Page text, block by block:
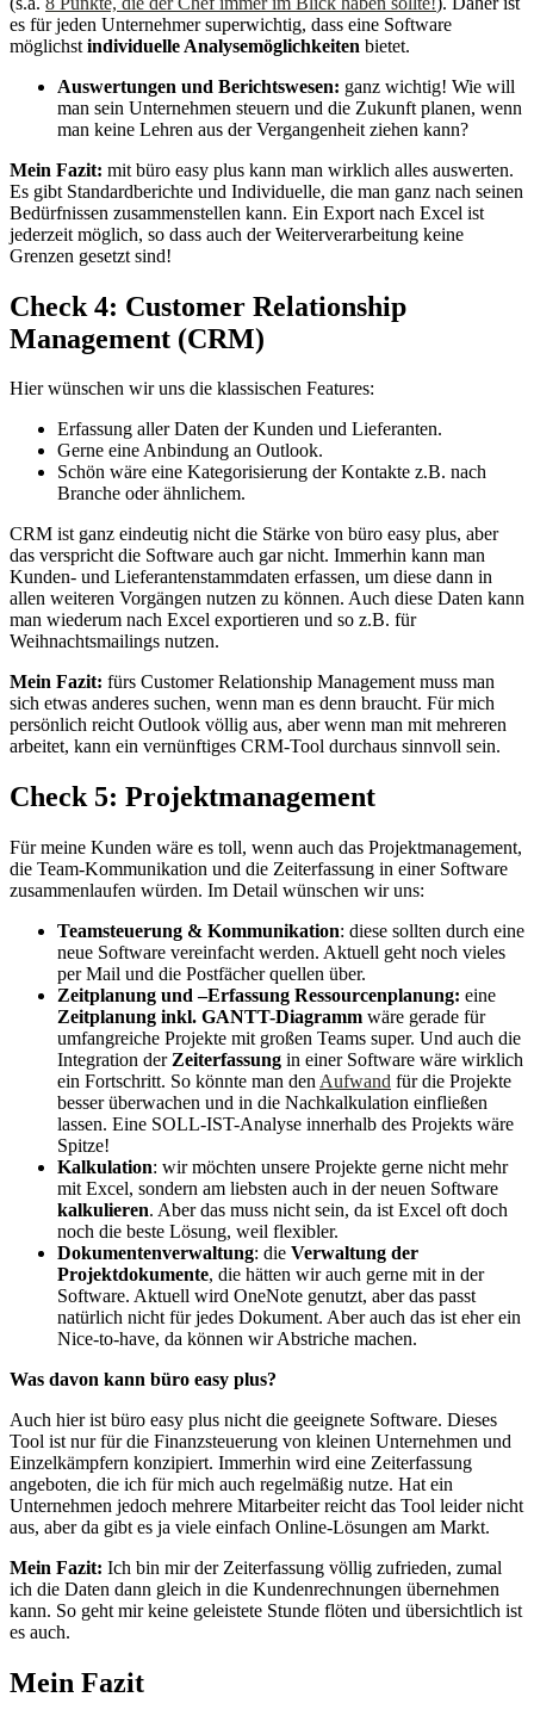
es für jeden Unternehmer superwichtig, dass eine Software
möglichst individuelle Analysemöglichkeiten bietet.
Auswertungen und Berichtswesen: ganz wichtig! Wie will
man sein Unternehmen steuern und die Zukunft planen, wenn
man keine Lehren aus der Vergangenheit ziehen kann?
Mein Fazit: mit büro easy plus kann man wirklich alles auswerten.
Es gibt Standardberichte und Individuelle, die man ganz nach seinen
Bedürfnissen zusammenstellen kann. Ein Export nach Excel ist
jederzeit möglich, so dass auch der Weiterverarbeitung keine
Grenzen gesetzt sind!
Check 4: Customer Relationship
Management (CRM)
Hier wünschen wir uns die klassischen Features:
Erfassung aller Daten der Kunden und Lieferanten.
Gerne eine Anbindung an Outlook.
Schön wäre eine Kategorisierung der Kontakte z.B. nach
Branche oder ähnlichem.
CRM ist ganz eindeutig nicht die Stärke von büro easy plus, aber
das verspricht die Software auch gar nicht. Immerhin kann man
Kunden- und Lieferantenstammdaten erfassen, um diese dann in
allen weiteren Vorgängen nutzen zu können. Auch diese Daten kann
man wiederum nach Excel exportieren und so z.B. für
Weihnachtsmailings nutzen.
Mein Fazit: fürs Customer Relationship Management muss man
sich etwas anderes suchen, wenn man es denn braucht. Für mich
persönlich reicht Outlook völlig aus, aber wenn man mit mehreren
arbeitet, kann ein vernünftiges CRM-Tool durchaus sinnvoll sein.
Check 5: Projektmanagement
Für meine Kunden wäre es toll, wenn auch das Projektmanagement,
die Team-Kommunikation und die Zeiterfassung in einer Software
zusammenlaufen würden. Im Detail wünschen wir uns:
Teamsteuerung & Kommunikation: diese sollten durch eine
neue Software vereinfacht werden. Aktuell geht noch vieles
per Mail und die Postfächer quellen über.
Zeitplanung und –Erfassung Ressourcenplanung: eine
Zeitplanung inkl. GANTT-Diagramm wäre gerade für
umfangreiche Projekte mit großen Teams super. Und auch die
Integration der Zeiterfassung in einer Software wäre wirklich
ein Fortschritt. So könnte man den Aufwand für die Projekte
besser überwachen und in die Nachkalkulation einfließen
lassen. Eine SOLL-IST-Analyse innerhalb des Projekts wäre
Spitze!
Kalkulation: wir möchten unsere Projekte gerne nicht mehr
mit Excel, sondern am liebsten auch in der neuen Software
kalkulieren. Aber das muss nicht sein, da ist Excel oft doch
noch die beste Lösung, weil flexibler.
Dokumentenverwaltung: die Verwaltung der
Projektdokumente, die hätten wir auch gerne mit in der
Software. Aktuell wird OneNote genutzt, aber das passt
natürlich nicht für jedes Dokument. Aber auch das ist eher ein
Nice-to-have, da können wir Abstriche machen.
Was davon kann büro easy plus?
Auch hier ist büro easy plus nicht die geeignete Software. Dieses
Tool ist nur für die Finanzsteuerung von kleinen Unternehmen und
Einzelkämpfern konzipiert. Immerhin wird eine Zeiterfassung
angeboten, die ich für mich auch regelmäßig nutze. Hat ein
Unternehmen jedoch mehrere Mitarbeiter reicht das Tool leider nicht
aus, aber da gibt es ja viele einfach Online-Lösungen am Markt.
Mein Fazit: Ich bin mir der Zeiterfassung völlig zufrieden, zumal
ich die Daten dann gleich in die Kundenrechnungen übernehmen
kann. So geht mir keine geleistete Stunde flöten und übersichtlich ist
es auch.
Mein Fazit